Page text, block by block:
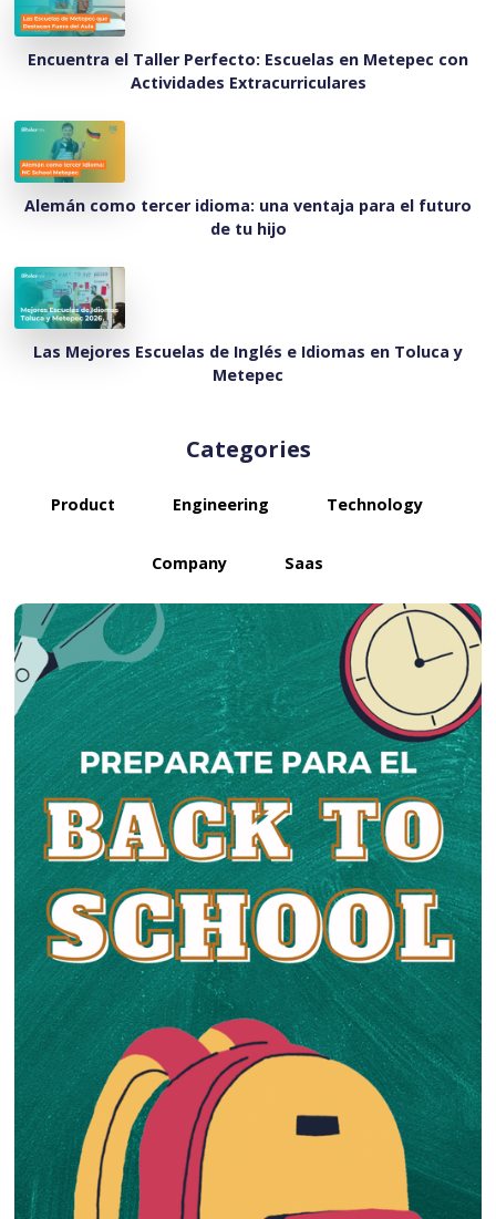
Encuentra el Taller Perfecto: Escuelas en Metepec con
Actividades Extracurriculares
Alemán como tercer idioma: una ventaja para el futuro
de tu hijo
Las Mejores Escuelas de Inglés e Idiomas en Toluca y
Metepec
Categories
Product Engineering Technology
Company Saas